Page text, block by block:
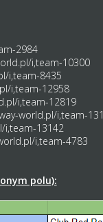
2984
i,team-10300
i,team-8435
i,team-12958
i,team-12819
world.pl/i,team-131
i,team-13142
i,team-4783
polu):